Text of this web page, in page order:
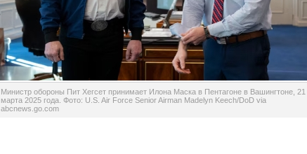
Министр обороны Пит Хегсет принимает Илона Маска в Пентагоне в Вашингтоне, 21
марта 2025 года. Фото: U.S. Air Force Senior Airman Madelyn Keech/DoD via
abcnews.go.com